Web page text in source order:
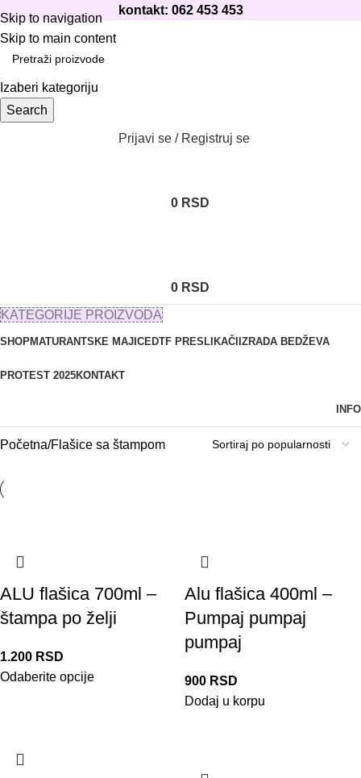
Skip to navigation
Skip to main content
kontakt: 062 453 453
Izaberi kategoriju
Search
Prijavi se / Registruj se
0 RSD
0 RSD
KATEGORIJE PROIZVODA
SHOPMATURANTSKE MAJICEDTF PRESLIKAČI IZRADA BEDŽEVA
PROTEST 2025KONTAKT
INFO
Početna Flašice sa štampom
ALU flašica 700ml –
štampa po želji
1.200 RSD
Odaberite opcije
Alu flašica 400ml –
Pumpaj pumpaj
pumpaj
900 RSD
Dodaj u korpu